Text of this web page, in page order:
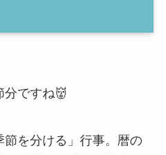
分ですね👹
を分ける」行事。暦の